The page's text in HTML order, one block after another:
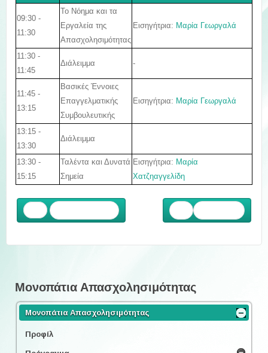
09:30 -
11:30
Το Νόημα και τα
Εργαλεία της
Απασχολησιμότητας
Εισηγήτρια: Μαρία Γεωργαλά
11:30 -
11:45
Διάλειμμα -
11:45 -
13:15
Βασικές Έννοιες
Επαγγελματικής
Συμβουλευτικής
Εισηγήτρια: Μαρία Γεωργαλά
13:15 -
13:30
Διάλειμμα
13:30 -
15:15
Ταλέντα και Δυνατά
Σημεία
Εισηγήτρια: Μαρία
Χατζηαγγελίδη
Μονοπάτια Απασχολησιμότητας
Μονοπάτια Απασχολησιμότητας
Προφίλ